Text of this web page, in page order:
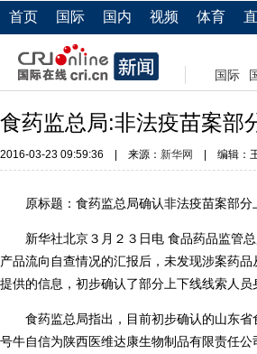
首页 国际 国内 视频 体育
国际
食药监总局:非法疫苗案部
2016-03-23 09:59:36 来源： 新华网 编辑：
原标题：食药监总局确认非法疫苗案部分
新华社北京３月２３日电 食品药品监管总
产品流向自查情况的汇报后，未发现涉案药
提供的信息，初步确认了部分上下线线索人员
食药监总局指出，目前初步确认的山东省
号牛自信为陕西医维达康生物制品有限责任